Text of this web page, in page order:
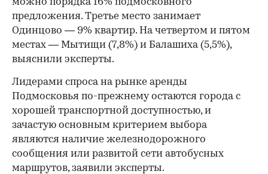
предложения. Третье место занимает
Одинцово — 9% квартир. На четвертом и пятом
местах — Мытищи (7,8%) и Балашиха (5,5%),
выяснили эксперты.
Лидерами спроса на рынке аренды
Подмосковья по-прежнему остаются города с
хорошей транспортной доступностью, и
зачастую основным критерием выбора
являются наличие железнодорожного
сообщения или развитой сети автобусных
маршрутов, заявили эксперты.